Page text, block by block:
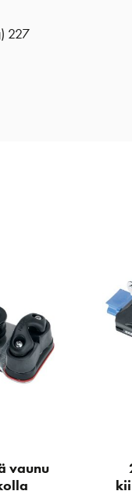
227
vaunu